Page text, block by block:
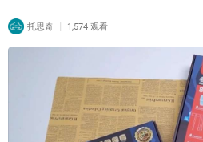
托思奇 | 1,574 观看